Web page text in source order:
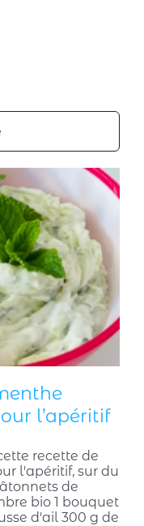
l’apéritif
recette de
l'apéritif, sur du
de
bio 1 bouquet
d'ail 300 g de